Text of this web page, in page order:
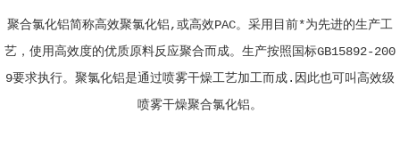
聚合氯化铝简称高效聚氯化铝,或高效PAC。采用目前*为先进的生产工
艺，使用高效度的优质原料反应聚合而成。生产按照国标GB15892-200
9要求执行。聚氯化铝是通过喷雾干燥工艺加工而成.因此也可叫高效级
喷雾干燥聚合氯化铝。